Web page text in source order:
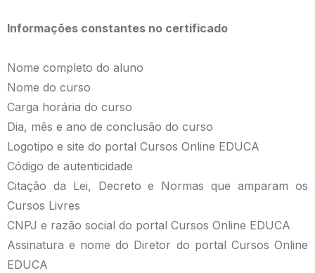
Informações constantes no certificado
Nome completo do aluno
Nome do curso
Carga horária do curso
Dia, mês e ano de conclusão do curso
Logotipo e site do portal Cursos Online EDUCA
Código de autenticidade
Citação da Lei, Decreto e Normas que amparam os
Cursos Livres
CNPJ e razão social do portal Cursos Online EDUCA
Assinatura e nome do Diretor do portal Cursos Online
EDUCA